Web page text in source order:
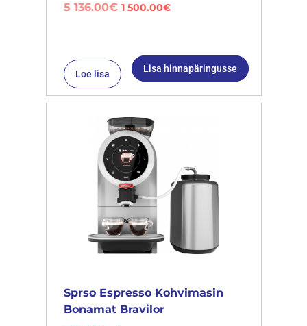
5 136.00€ 1 500.00€
Loe lisa Lisa hinnapäringusse
Sprso Espresso Kohvimasin
Bonamat Bravilor